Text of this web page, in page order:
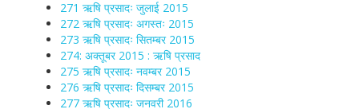
271 ऋषि प्रसादः जुलाई 2015
272 ऋषि प्रसादः अगस्तः 2015
273 ऋषि प्रसादः सितम्बर 2015
274: अक्तूबर 2015 : ऋषि प्रसाद
275 ऋषि प्रसादः नवम्बर 2015
276 ऋषि प्रसादः दिसम्बर 2015
277 ऋषि प्रसादः जनवरी 2016